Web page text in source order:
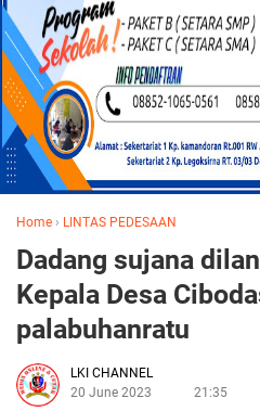
Home › LINTAS PEDESAAN
Dadang sujana
Kepala Desa
palabuhanratu
LKI CHANNEL
20 June 2023
21:35